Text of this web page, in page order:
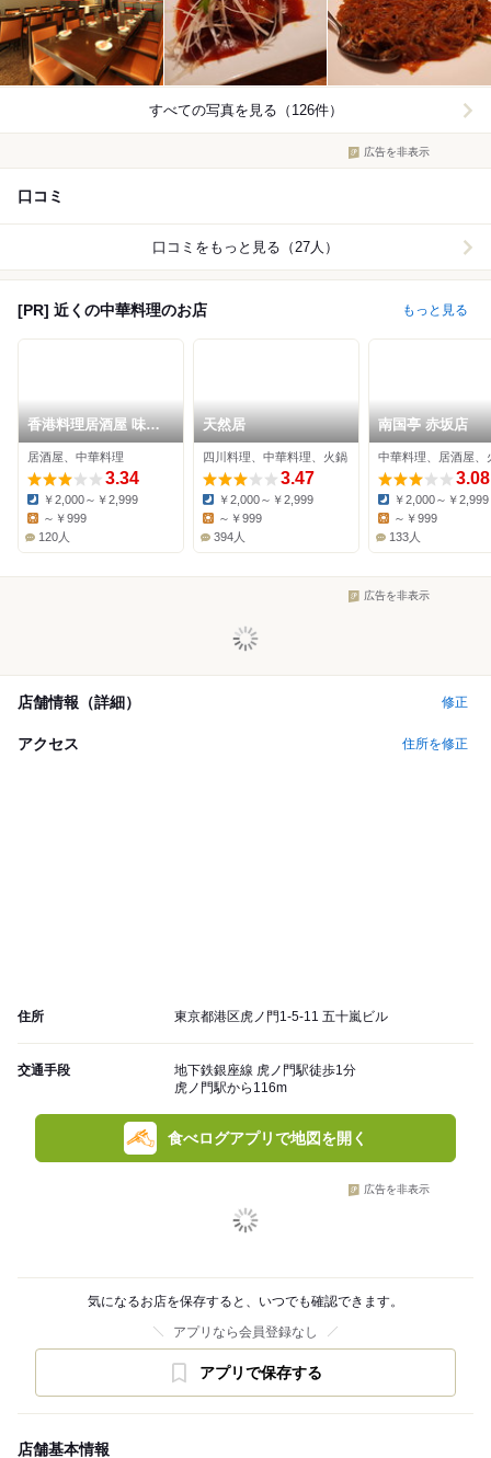
すべての写真を見る（126件）
広告を非表示
口コミ
口コミをもっと見る（27人）
[PR] 近くの中華料理のお店 もっと見る
香港料理居酒屋 味仙
虎ノ門店
居酒屋、中華料理
3.34
Dinner:
￥2,000～￥2,999
～￥999
120人
天然居
四川料理、中華料理、火鍋
3.47
Dinner:
￥2,000～￥2,999
～￥999
394人
南国亭 赤坂店
中華料理、居酒屋、
3.08
Dinner:
￥2,000～￥2,999
～￥999
133人
広告を非表示
店舗情報（詳細） 修正
アクセス 住所を修正
住所 東京都港区虎ノ門1-5-11 五十嵐ビル
交通手段
地下鉄銀座線 虎ノ門駅徒歩1分
虎ノ門駅から116m
食べログアプリで地図を開く
広告を非表示
気になるお店を保存すると、いつでも確認できます。
アプリなら会員登録なし
アプリで保存する
店舗基本情報